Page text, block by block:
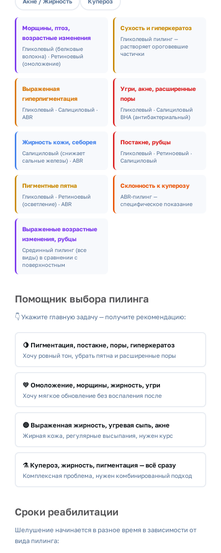
Морщины, птоз,
возрастные изменения
Гликолевый (белковые
волокна) · Ретиноевый
(омоложение)
Сухость и гиперкератоз
Гликолевый пилинг —
растворяет ороговевшие
частички
Выраженная
гиперпигментация
Гликолевый · Салициловый ·
ABR
Угри, акне, расширенные
поры
Гликолевый · Салициловый
BHA (антибактериальный)
Жирность кожи, себорея
Салициловый (снижает
сальные железы) · ABR
Постакне, рубцы
Гликолевый · Ретиноевый ·
Салициловый
Пигментные пятна
Гликолевый · Ретиноевый
(осветление) · ABR
Склонность к куперозу
ABR-пилинг —
специфическое показание
Выраженные возрастные
изменения, рубцы
Срединный пилинг (все
виды) в сравнении с
поверхностным
Помощник выбора пилинга
👇 Укажите главную задачу — получите рекомендацию:
🍋 Пигментация, постакне, поры, гиперкератоз
Хочу ровный тон, убрать пятна и расширенные поры
💛 Омоложение, морщины, жирность, угри
Хочу мягкое обновление без воспаления после
🔵 Выраженная жирность, угревая сыпь, акне
Жирная кожа, регулярные высыпания, нужен курс
⚗️ Купероз, жирность, пигментация — всё сразу
Комплексная проблема, нужен комбинированный подход
Сроки реабилитации
Шелушение начинается в разное время в зависимости от
вида пилинга: